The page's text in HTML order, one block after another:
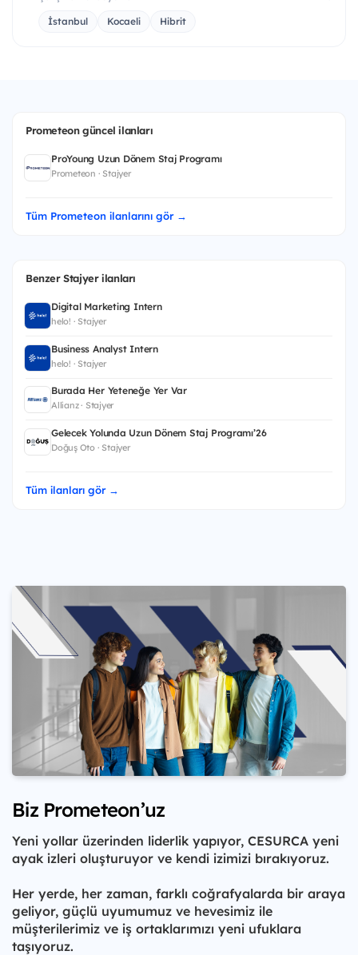
İstanbul Kocaeli Hibrit
Prometeon güncel ilanları
ProYoung Uzun Dönem Staj Programı
Prometeon · Stajyer
Tüm Prometeon ilanlarını gör →
Benzer Stajyer ilanları
Digital Marketing Intern
helo! · Stajyer
Business Analyst Intern
helo! · Stajyer
Burada Her Yeteneğe Yer Var
Allianz · Stajyer
Gelecek Yolunda Uzun Dönem Staj Programı’26
Doğuş Oto · Stajyer
Tüm ilanları gör →
Biz Prometeon’uz
Yeni yollar üzerinden liderlik yapıyor, CESURCA yeni
ayak izleri oluşturuyor ve kendi izimizi bırakıyoruz.
Her yerde, her zaman, farklı coğrafyalarda bir araya
geliyor, güçlü uyumumuz ve hevesimiz ile
müşterilerimiz ve iş ortaklarımızı yeni ufuklara
taşıyoruz.